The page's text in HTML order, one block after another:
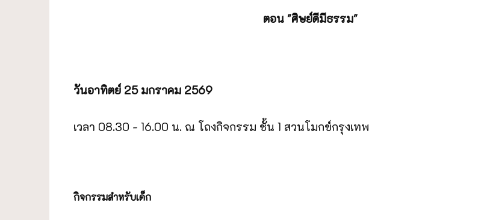
ตอน "ศิษย์ดีมีธรรม"
วันอาทิตย์ 25 มกราคม 2569
เวลา 08.30 - 16.00 น. ณ โถงกิจกรรม ชั้น 1 สวนโมกข์กรุงเทพ
กิจกรรมสำหรับเด็ก